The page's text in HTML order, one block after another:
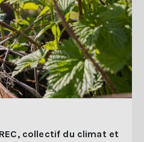
collectif du climat et